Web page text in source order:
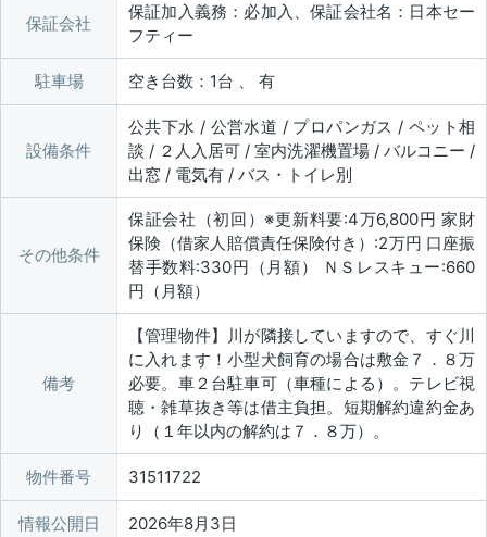
保証会社
保証加入義務：必加入、保証会社名：日本セー
フティー
駐車場 空き台数：1台 、 有
設備条件
公共下水 / 公営水道 / プロパンガス / ペット相
談 / ２人入居可 / 室内洗濯機置場 / バルコニー /
出窓 / 電気有 / バス・トイレ別
その他条件
保証会社（初回）※更新料要:4万6,800円 家財
保険（借家人賠償責任保険付き）:2万円 口座振
替手数料:330円（月額） ＮＳレスキュー:660
円（月額）
備考
【管理物件】川が隣接していますので、すぐ川
に入れます！小型犬飼育の場合は敷金７．８万
必要。車２台駐車可（車種による）。テレビ視
聴・雑草抜き等は借主負担。短期解約違約金あ
り（１年以内の解約は７．８万）。
物件番号 31511722
情報公開日 2026年8月3日